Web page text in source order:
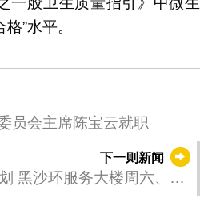
”水平。
员会主席陈宝云就职
下一则新闻
黑沙环服务大楼周六、日